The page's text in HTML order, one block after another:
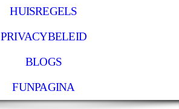
HUISREGELS
PRIVACYBELEID
BLOGS
FUNPAGINA